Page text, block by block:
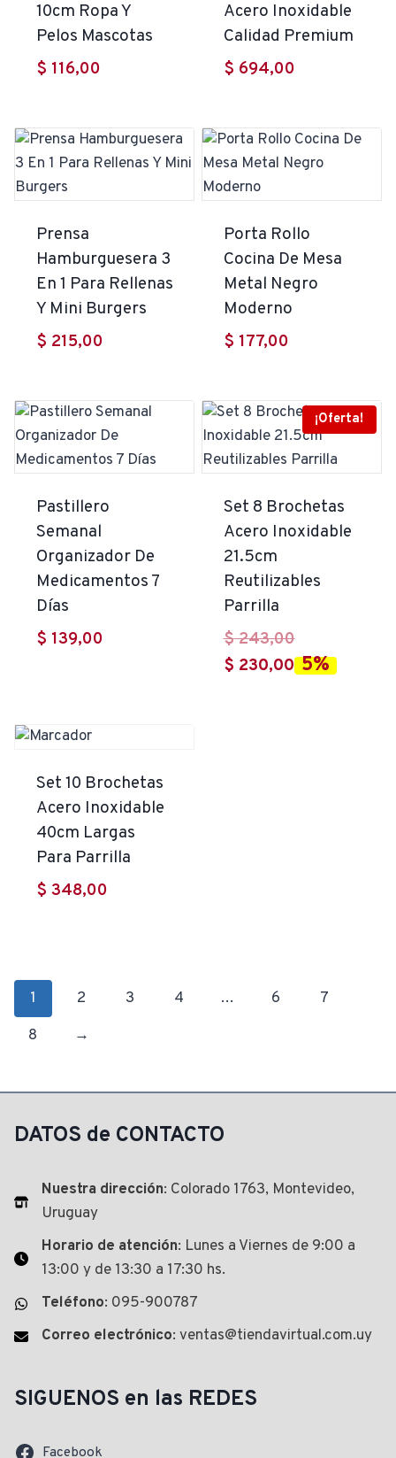
10cm Ropa Y
Pelos Mascotas
$ 116,00
Acero Inoxidable
Calidad Premium
$ 694,00
Prensa
Hamburguesera 3
En 1 Para Rellenas
Y Mini Burgers
$ 215,00
Porta Rollo
Cocina De Mesa
Metal Negro
Moderno
$ 177,00
Pastillero
Semanal
Organizador De
Medicamentos 7
Días
$ 139,00
¡Oferta!
Set 8 Brochetas
Acero Inoxidable
21.5cm
Reutilizables
Parrilla
$243,00El
precio
$ 230,00El5%
Set 10 Brochetas
Acero Inoxidable
40cm Largas
Para Parrilla
$ 348,00
1 2 3 4 … 6
7
8
→
DATOS de CONTACTO
Nuestra dirección: Colorado 1763, Montevideo,
Uruguay
Horario de atención: Lunes a Viernes de 9:00 a
13:00 y de 13:30 a 17:30 hs.
Teléfono: 095-900787
Correo electrónico: ventas@tiendavirtual.com.uy
SIGUENOS en las REDES
Facebook